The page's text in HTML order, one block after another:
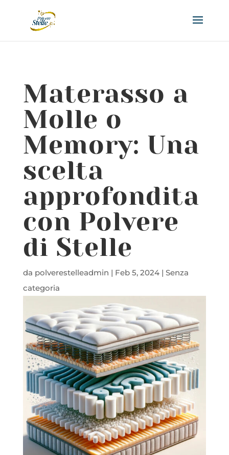
Materasso a
Molle o
Memory: Una
scelta
approfondita
con Polvere
di Stelle
da polverestelleadmin | Feb 5, 2024| Senza
categoria